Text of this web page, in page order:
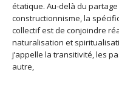
étatique. Au-delà du
constructionnisme, la
collectif est de conjoindre
naturalisation et
j’appelle la transitivité, les
autre,